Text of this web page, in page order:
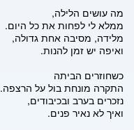
מה עושים הלילה,
ממלא לי לפחות את כל היום.
מלידה, מסיבה אחת גדולה,
ואיפה יש זמן להנות.
כשחוזרים הביתה
התקרה מונחת בול על הרצפה.
נזכרים בערב ובכיבודים,
ואיך לא נאיר פנים.